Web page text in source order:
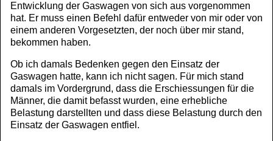
Entwicklung der Gaswagen von sich aus vorgenommen
hat. Er muss einen Befehl dafür entweder von mir oder von
einem anderen Vorgesetzten, der noch über mir stand,
bekommen haben.
Ob ich damals Bedenken gegen den Einsatz der
Gaswagen hatte, kann ich nicht sagen. Für mich stand
damals im Vordergrund, dass die Erschiessungen für die
Männer, die damit befasst wurden, eine erhebliche
Belastung darstellten und dass diese Belastung durch den
Einsatz der Gaswagen entfiel.